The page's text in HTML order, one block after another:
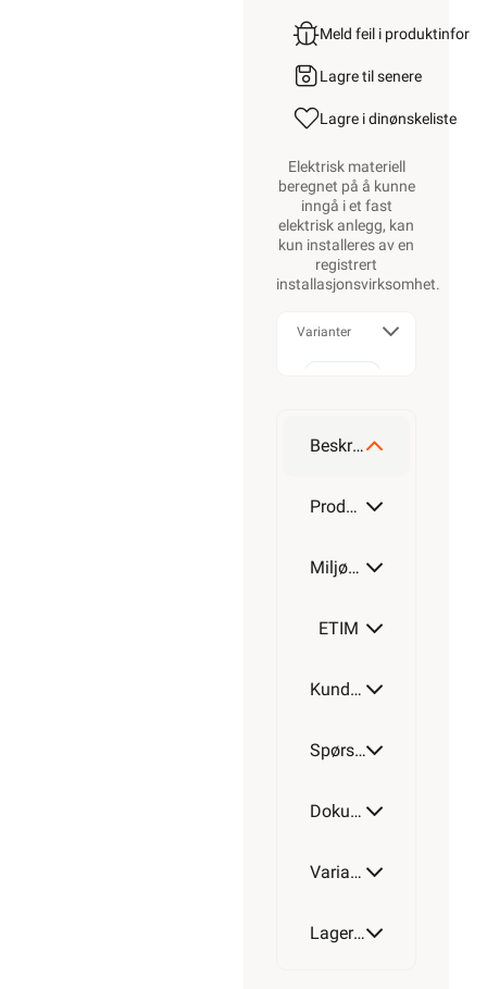
Meld feil i
Lagre til senere
Lagre i dinønskeliste
Elektrisk materiell
beregnet på å kunne
inngå i et fast
elektrisk anlegg, kan
kun installeres av en
registrert
installasjonsvirksomhet.
Varianter
Beskrivelse
Produktdetaljer
Miljøparametere
ETIM
Kundeomtale
Spørsmål og svar
Dokumentasjon
Varianter av artikkel
Lagerstatus